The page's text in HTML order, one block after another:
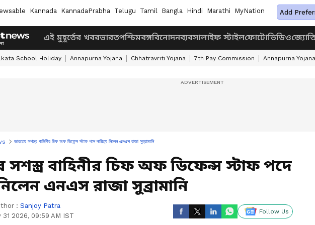
Kannada KannadaPrabha Telugu Tamil Bangla Hindi Marathi MyNation Add
এই মুহূর্তের খবরভারতপশ্চিমবঙ্গবিনোদনব্যবসালাইফ স্টাইলফোটোভিডিও
School Holiday Annapurna Yojana Chhatravriti Yojana 7th Pay Commission Annapurna
ভারতের সশস্ত্র বাহিনীর চিফ অফ ডিফেন্স স্টাফ পদে দায়িত্ব নিলেন এনএস রাজা সুব্রামানি
সশস্ত্র বাহিনীর চিফ অফ ডিফেন্স স্টাফ পদে
এনএস রাজা সুব্রামানি
: Sanjoy Patra
31 2026, 09:59 AM IST
Follow Us